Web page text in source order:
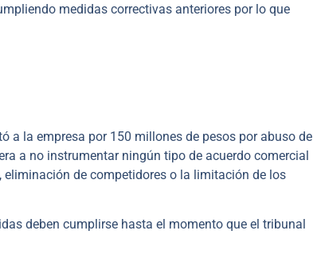
medidas correctivas anteriores por lo que
a la empresa por 150 millones de pesos por abuso de
a no instrumentar ningún tipo de acuerdo comercial
de competidores o la limitación de los
deben cumplirse hasta el momento que el tribunal